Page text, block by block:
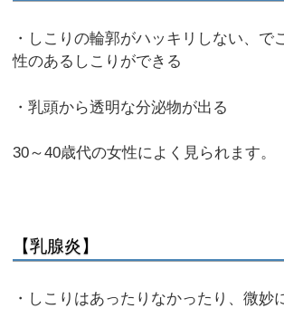
・しこりの輪郭がハッキリしない、で
性のあるしこりができる
・乳頭から透明な分泌物が出る
30～40歳代の女性によく見られます。
【乳腺炎】
・しこりはあったりなかったり、微妙